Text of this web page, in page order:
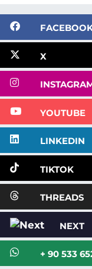
X
YOUTUBE
LINKEDIN
TIKTOK
THREADS
NEXT
+ 90 533